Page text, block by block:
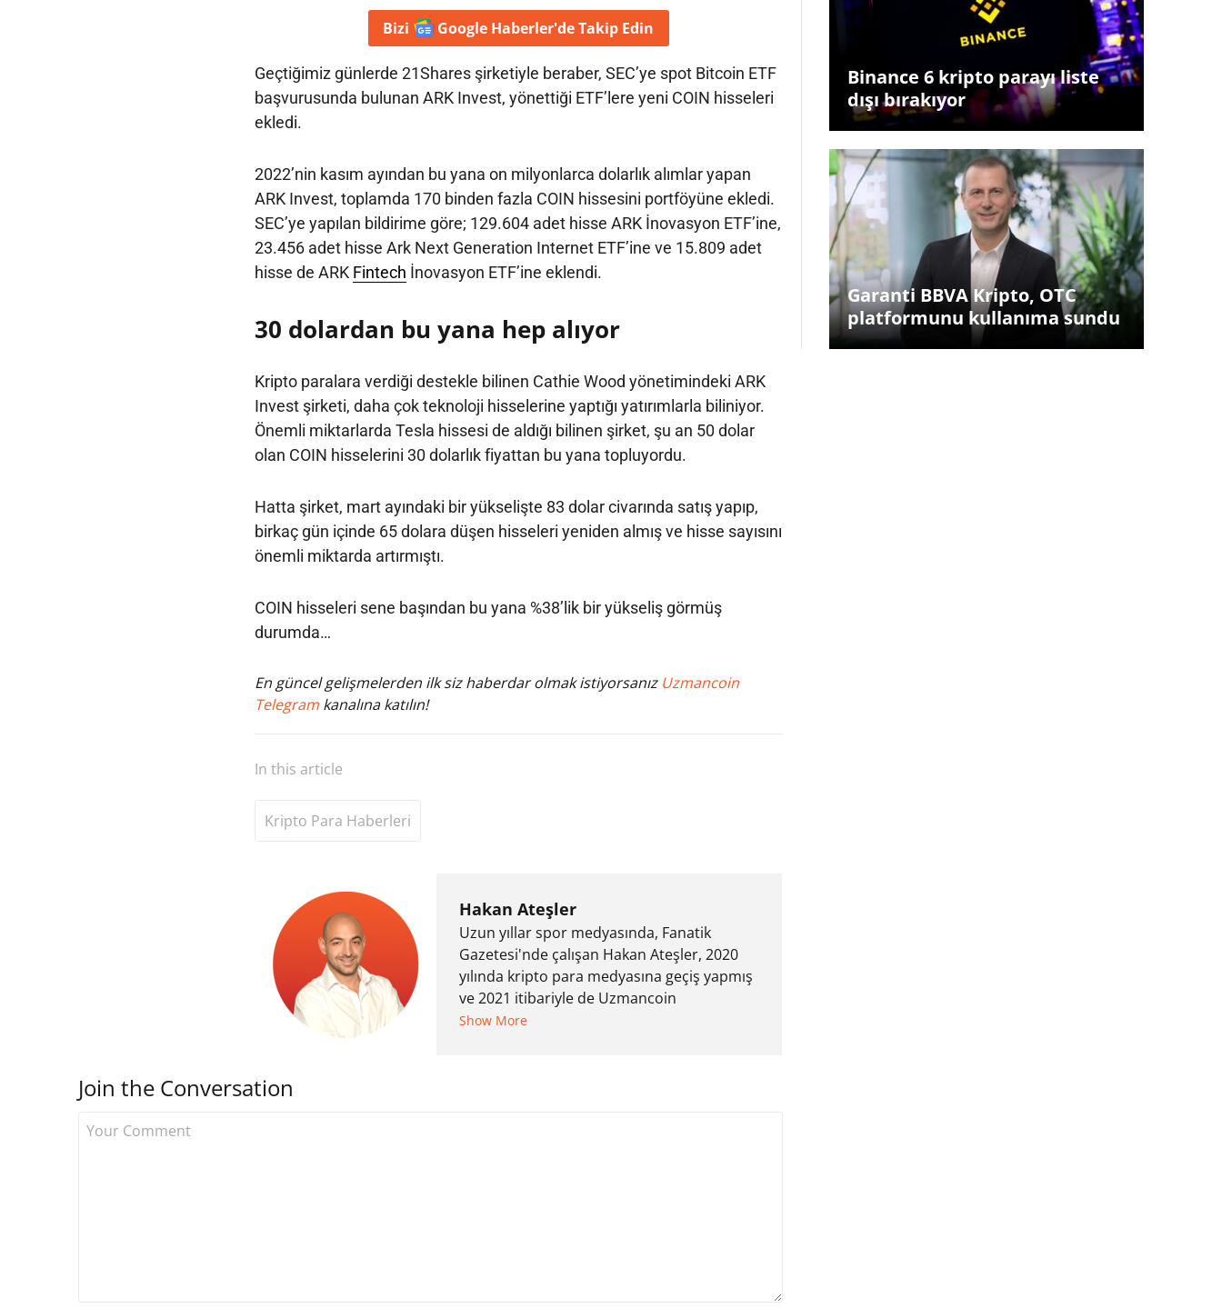
Bizi Google Haberler'deTakip Edin
Geçtiğimiz günlerde 21Shares şirketiyle beraber, SEC’ye spot Bitcoin ETF
başvurusunda bulunan ARK Invest, yönettiği ETF’lere yeni COIN hisseleri
ekledi.
2022’nin kasım ayından bu yana on milyonlarca dolarlık alımlar yapan
ARK Invest, toplamda 170 binden fazla COIN hissesini portföyüne ekledi.
SEC’ye yapılan bildirime göre; 129.604 adet hisse ARK İnovasyon ETF’ine,
23.456 adet hisse Ark Next Generation Internet ETF’ine ve 15.809 adet
hisse de ARK Fintech İnovasyon ETF’ine eklendi.
30 dolardan bu yana hep alıyor
Kripto paralara verdiği destekle bilinen Cathie Wood yönetimindeki ARK
Invest şirketi, daha çok teknoloji hisselerine yaptığı yatırımlarla biliniyor.
Önemli miktarlarda Tesla hissesi de aldığı bilinen şirket, şu an 50 dolar
olan COIN hisselerini 30 dolarlık fiyattan bu yana topluyordu.
Hatta şirket, mart ayındaki bir yükselişte 83 dolar civarında satış yapıp,
birkaç gün içinde 65 dolara düşen hisseleri yeniden almış ve hisse sayısını
önemli miktarda artırmıştı.
COIN hisseleri sene başından bu yana %38’lik bir yükseliş görmüş
durumda…
En güncel gelişmelerden ilk siz haberdar olmak istiyorsanız Uzmancoin
Telegram kanalına katılın!
In this article
Kripto Para Haberleri
Hakan Ateşler
Uzun yıllar spor medyasında, Fanatik
Gazetesi'nde çalışan Hakan Ateşler, 2020
yılında kripto para medyasına geçiş yapmış
ve 2021 itibariyle de Uzmancoin
bünyesinde çalışmaya başlamıştır. Notre
Show More
Join the Conversation
Binance 6 kripto parayı liste
dışı bırakıyor
Garanti BBVA Kripto, OTC
platformunu kullanıma sundu